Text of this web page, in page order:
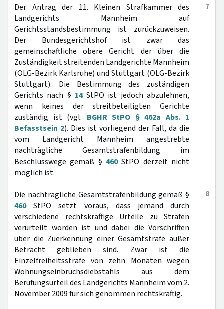
7
Der Antrag der 11. Kleinen Strafkammer des
Landgerichts Mannheim auf
Gerichtsstandsbestimmung ist zurückzuweisen.
Der Bundesgerichtshof ist zwar das
gemeinschaftliche obere Gericht der über die
Zuständigkeit streitenden Landgerichte Mannheim
(OLG-Bezirk Karlsruhe) und Stuttgart (OLG-Bezirk
Stuttgart). Die Bestimmung des zuständigen
Gerichts nach § 14StPO ist jedoch abzulehnen,
wenn keines der streitbeteiligten Gerichte
zuständig ist (vgl. BGHR StPO § 462a Abs. 1
Befasstsein 2). Dies ist vorliegend der Fall, da die
vom Landgericht Mannheim angestrebte
nachträgliche Gesamtstrafenbildung im
Beschlusswege gemäß § 460StPO derzeit nicht
möglich ist.
8
Die nachträgliche Gesamtstrafenbildung gemäß §
460StPO setzt voraus, dass jemand durch
verschiedene rechtskräftige Urteile zu Strafen
verurteilt worden ist und dabei die Vorschriften
über die Zuerkennung einer Gesamtstrafe außer
Betracht geblieben sind. Zwar ist die
Einzelfreiheitsstrafe von zehn Monaten wegen
Wohnungseinbruchsdiebstahls aus dem
Berufungsurteil des Landgerichts Mannheim vom 2.
November 2009 für sich genommen rechtskräftig.